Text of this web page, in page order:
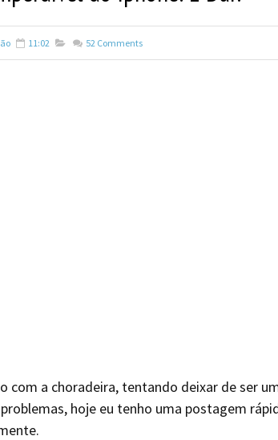
11:02 52 Comments
com a choradeira, tentando deixar de ser
hoje eu tenho uma postagem